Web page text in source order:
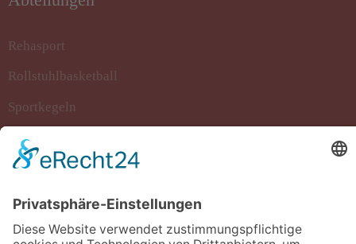
Rehasport
Rollstuhlbasketball
Sportkegeln
Stockschiessen
Tanzsport
Turnen/Fitness/Gymnastik
Volleyball